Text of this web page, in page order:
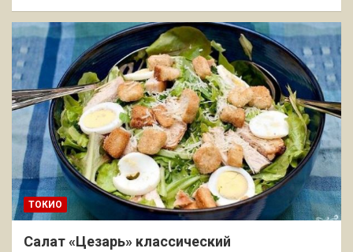
ТОКИО
Салат «Цезарь» классический